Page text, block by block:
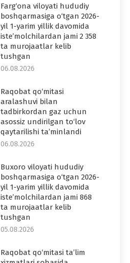
Farg‘ona viloyati hududiy
boshqarmasiga o‘tgan 2026-
yil 1-yarim yillik davomida
iste’molchilardan jami 2 358
ta murojaatlar kelib
tushgan
06.08.2026
Raqobat qo‘mitasi
aralashuvi bilan
tadbirkordan gaz uchun
asossiz undirilgan to‘lov
qaytarilishi ta’minlandi
06.08.2026
Buxoro viloyati hududiy
boshqarmasiga o‘tgan 2026-
yil 1-yarim yillik davomida
iste’molchilardan jami 868
ta murojaatlar kelib
tushgan
05.08.2026
Raqobat qo‘mitasi ta’lim